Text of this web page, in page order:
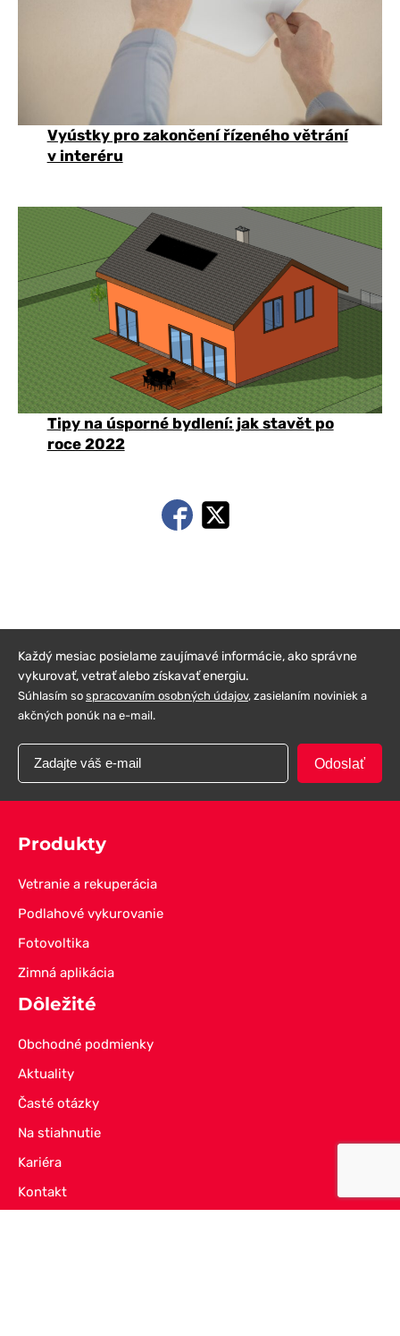
Vyústky pro zakončení řízeného větrání
v interéru
Tipy na úsporné bydlení: jak stavět po
roce 2022
Každý mesiac posielame zaujímavé informácie, ako správne
vykurovať, vetrať alebo získavať energiu.
Súhlasím so spracovaním osobných údajov, zasielaním noviniek a
akčných ponúk na e-mail.
Odoslať
Produkty
Vetranie a rekuperácia
Podlahové vykurovanie
Fotovoltika
Zimná aplikácia
Dôležité
Obchodné podmienky
Aktuality
Časté otázky
Na stiahnutie
Kariéra
Kontakt